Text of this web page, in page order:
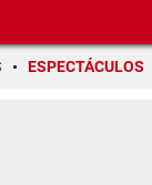
ESPECTÁCULOS